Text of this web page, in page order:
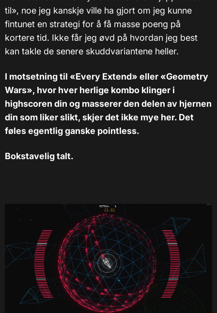
til», noe jeg kanskje ville ha gjort om jeg kunne
fintunet en strategi for å få masse poeng på
kortere tid. Ikke får jeg øvd på hvordan jeg best
kan takle de senere skuddvariantene heller.
I motsetning til «Every Extend» eller «Geometry
Wars», hvor hver herlige kombo klinger i
highscoren din og masserer den delen av hjernen
din som liker slikt, skjer det ikke mye her. Det
føles egentlig ganske pointless.
Bokstavelig talt.